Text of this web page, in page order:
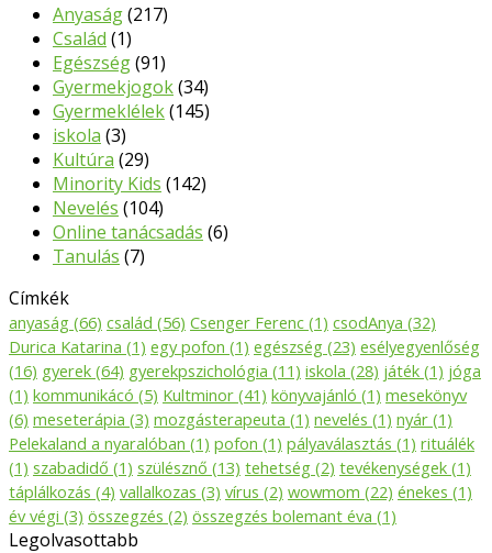
Anyaság(217)
Család (1)
Egészség(91)
Gyermekjogok(34)
Gyermeklélek(145)
iskola (3)
Kultúra (29)
Minority Kids (142)
Nevelés (104)
Online tanácsadás (6)
Tanulás (7)
Címkék
anyaság (66) család (56) Csenger Ferenc (1) csodAnya (32)
Durica Katarina (1) egy pofon (1) egészség (23) esélyegyenlőség
(16) gyerek (64) gyerekpszichológia (11) iskola (28) játék (1) jóga
(1) kommunikácó (5) Kultminor (41) könyvajánló (1) mesekönyv
(6) meseterápia (3) mozgásterapeuta (1) nevelés (1) nyár (1)
Pelekaland a nyaralóban (1) pofon (1) pályaválasztás (1) rituálék
(1) szabadidő (1) szülésznő (13) tehetség (2) tevékenységek (1)
táplálkozás (4) vallalkozas (3) vírus (2) wowmom (22) énekes (1)
év végi (3) összegzés (2) összegzés bolemant éva (1)
Legolvasottabb